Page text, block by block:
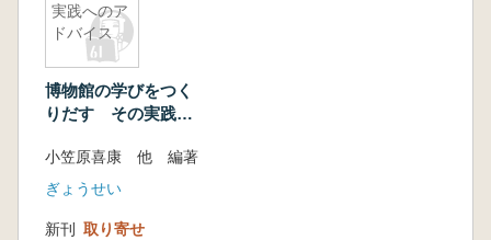
実践へのア
ドバイス
博物館の学びをつく
りだす その実践へ
小笠原喜康 他 編著
ぎょうせい
新刊 取り寄せ